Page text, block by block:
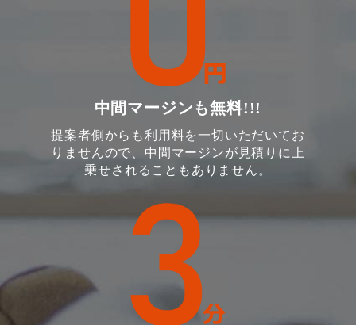
中間マージンも無料!!!
提案者側からも利用料を一切いただいてお
りませんので、中間マージンが見積りに上
乗せされることもありません。